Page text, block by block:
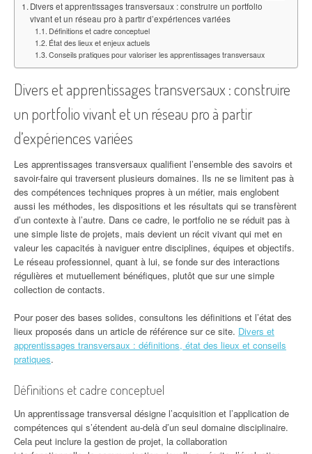
Divers et apprentissages transversaux : construire un portfolio
vivant et un réseau pro à partir d’expériences variées
Définitions et cadre conceptuel
État des lieux et enjeux actuels
Conseils pratiques pour valoriser les apprentissages transversaux
Divers et apprentissages transversaux : construire
un portfolio vivant et un réseau pro à partir
d’expériences variées
Les apprentissages transversaux qualifient l’ensemble des savoirs et
savoir-faire qui traversent plusieurs domaines. Ils ne se limitent pas à
des compétences techniques propres à un métier, mais englobent
aussi les méthodes, les dispositions et les résultats qui se transfèrent
d’un contexte à l’autre. Dans ce cadre, le portfolio ne se réduit pas à
une simple liste de projets, mais devient un récit vivant qui met en
valeur les capacités à naviguer entre disciplines, équipes et objectifs.
Le réseau professionnel, quant à lui, se fonde sur des interactions
régulières et mutuellement bénéfiques, plutôt que sur une simple
collection de contacts.
Pour poser des bases solides, consultons les définitions et l’état des
lieux proposés dans un article de référence sur ce site. Divers et
apprentissages transversaux : définitions, état des lieux et conseils
pratiques.
Définitions et cadre conceptuel
Un apprentissage transversal désigne l’acquisition et l’application de
compétences qui s’étendent au-delà d’un seul domaine disciplinaire.
Cela peut inclure la gestion de projet, la collaboration